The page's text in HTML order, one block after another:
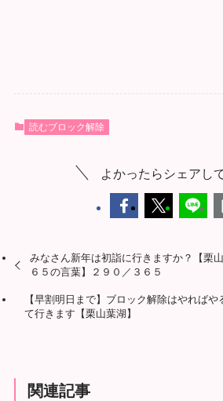
読むブロック解除
よかったらシェアし
みなさん新年は初詣に行きますか？【栗
６５の言葉】２９０／３６５
【早割明日まで】ブロック解除はやれば
て行きます【栗山葉湖】
関連記事